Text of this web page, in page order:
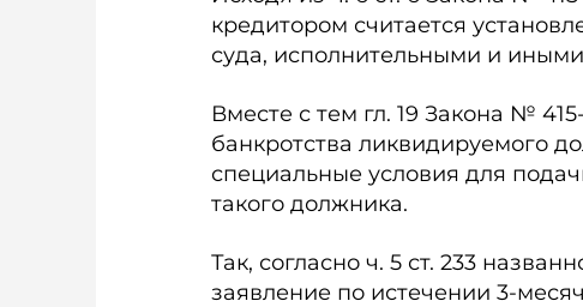
кредитором считается
суда, исполнительными и
Вместе с тем гл. 19 Закона №
банкротства ликвидируемого
специальные условия для
такого должника.
Так, согласно ч. 5 ст. 233
заявление по истечении 3-